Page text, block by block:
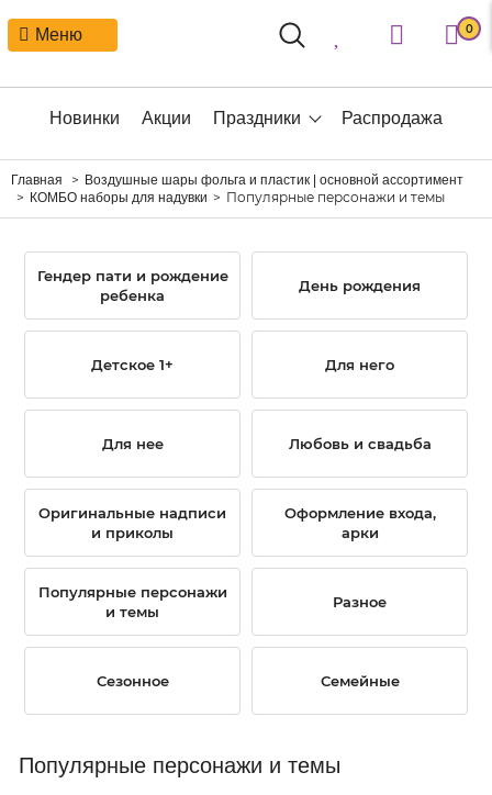
Меню 0
Новинки Акции Праздники Распродажа
Главная
Воздушные шары фольга и пластик | основной ассортимент
КОМБО наборы для надувки
Популярные персонажи и темы
Гендер пати и рождение
ребенка
День рождения
Детское 1+ Для него
Для нее Любовь и свадьба
Оригинальные надписи
и приколы
Оформление входа,
арки
Популярные персонажи
и темы
Разное
Сезонное Семейные
Популярные персонажи и темы